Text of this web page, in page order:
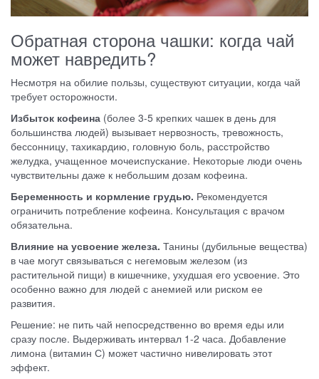
Обратная сторона чашки: когда чай
может навредить?
Несмотря на обилие пользы, существуют ситуации, когда чай
требует осторожности.
Избыток кофеина (более 3-5 крепких чашек в день для
большинства людей) вызывает нервозность, тревожность,
бессонницу, тахикардию, головную боль, расстройство
желудка, учащенное мочеиспускание. Некоторые люди очень
чувствительны даже к небольшим дозам кофеина.
Беременность и кормление грудью. Рекомендуется
ограничить потребление кофеина. Консультация с врачом
обязательна.
Влияние на усвоение железа. Танины (дубильные вещества)
в чае могут связываться с негемовым железом (из
растительной пищи) в кишечнике, ухудшая его усвоение. Это
особенно важно для людей с анемией или риском ее
развития.
Решение: не пить чай непосредственно во время еды или
сразу после. Выдерживать интервал 1-2 часа. Добавление
лимона (витамин С) может частично нивелировать этот
эффект.